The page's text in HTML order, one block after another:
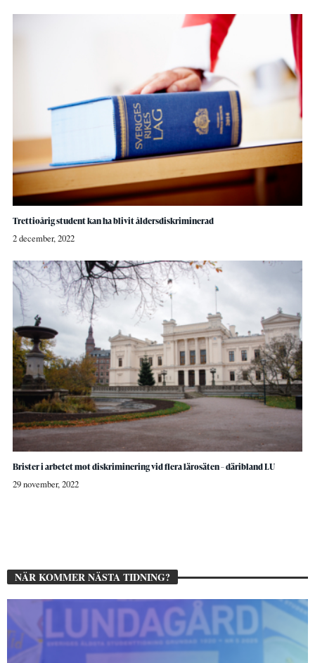
Trettioårig student kan ha blivit åldersdiskriminerad
2 december, 2022
Brister i arbetet mot diskriminering vid flera lärosäten – däribland LU
29 november, 2022
NÄR KOMMER NÄSTA TIDNING?